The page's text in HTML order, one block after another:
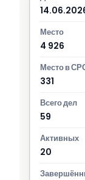
4 926
331
59
20